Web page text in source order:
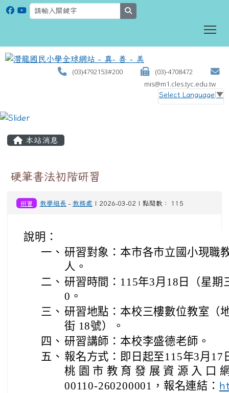
(03)4792153#200
(03)-4708472
mis@m1.cles.tyc.edu.tw
Select Language ▼
本站消息
硬筆書法初階研習
研習 教學組長 - 教務處 | 2026-03-02 | 點閱數： 115
說明：
一、 研習對象：本市各市立國小現職
人。
二、 研習時間：115年3月18日（星期
0。
三、 研習地點：本校三樓數位教室（
街 18號）。
四、 研習講師：本校李盛德老師。
五、 報名方式：即日起至115年3月17
桃 園 市 教 育 發 展 資 源 入 口
00110-260200001，報名連結：